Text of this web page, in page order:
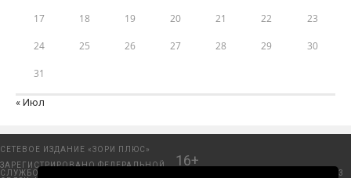
17 18 19 20 21 22 23
24 25 26 27 28 29 30
31
« Июл
СЕТЕВОЕ ИЗДАНИЕ «ЗОРИ ПЛЮС»
ЗАРЕГИСТРИРОВАНО ФЕДЕРАЛЬНОЙ
СЛУЖБОЙ ПО НАДЗОРУ В СФЕРЕ
16+
Добрянский городской портал. © 2006 - 2023